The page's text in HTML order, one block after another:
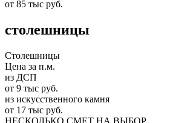
от 85 тыс руб.
столешницы
Столешницы
Цена за п.м.
из ДСП
от 9 тыс руб.
из искусственного камня
от 17 тыс руб.